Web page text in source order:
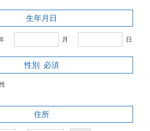
生年月日
月 日
性別 必須
住所